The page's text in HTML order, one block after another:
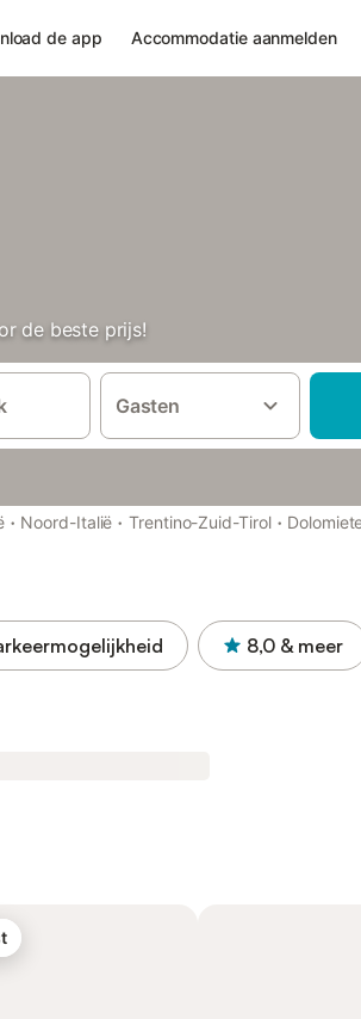
de app Accommodatie aanmelden
de beste prijs!
Gasten
· Noord-Italië · Trentino-Zuid-Tirol ·
8,0 & meer